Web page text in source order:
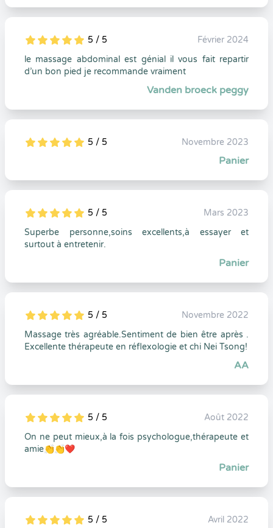
5
1
5
0 5 / 5
Février 2024
le massage abdominal est génial il vous fait repartir
d’un bon pied je recommande vraiment
Vanden broeck peggy
5
1
5
0 5 / 5 Novembre 2023
Panier
5
1
5
0 5 / 5
Mars 2023
Superbe personne,soins excellents,à essayer et
surtout à entretenir.
Panier
5
1
5
0 5 / 5
Novembre 2022
Massage très agréable.Sentiment de bien être après .
Excellente thérapeute en réflexologie et chi Nei Tsong!
AA
5
1
5
0 5 / 5
Août 2022
On ne peut mieux,à la fois psychologue,thérapeute et
amie👏👏❤
Panier
5
1
5
0 5 / 5
Avril 2022